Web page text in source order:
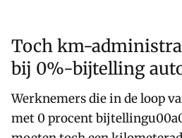
Toch km-
bij 0%-bijtelling
Werknemers die in de loop
met 0 procent